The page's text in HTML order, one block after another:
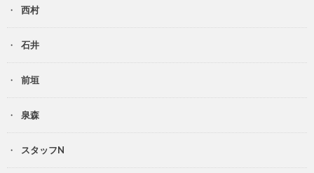
西村
石井
前垣
泉森
スタッフN